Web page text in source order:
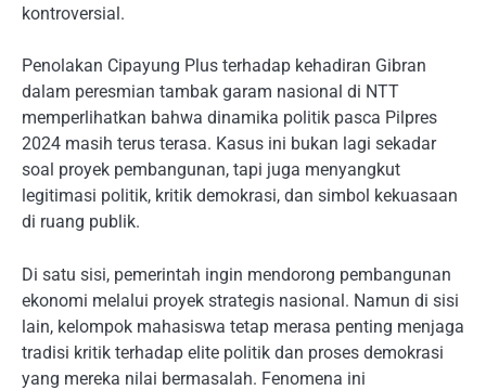
kontroversial.
Penolakan Cipayung Plus terhadap kehadiran Gibran
dalam peresmian tambak garam nasional di NTT
memperlihatkan bahwa dinamika politik pasca Pilpres
2024 masih terus terasa. Kasus ini bukan lagi sekadar
soal proyek pembangunan, tapi juga menyangkut
legitimasi politik, kritik demokrasi, dan simbol kekuasaan
di ruang publik.
Di satu sisi, pemerintah ingin mendorong pembangunan
ekonomi melalui proyek strategis nasional. Namun di sisi
lain, kelompok mahasiswa tetap merasa penting menjaga
tradisi kritik terhadap elite politik dan proses demokrasi
yang mereka nilai bermasalah. Fenomena ini